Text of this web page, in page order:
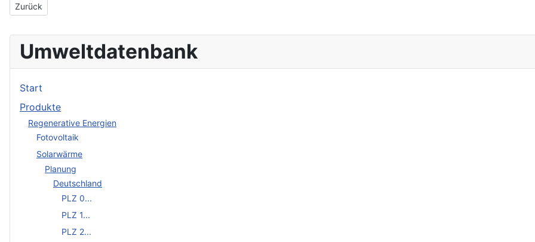
Vorheriger Beitrag: activ solar GdbR
Zurück
Umweltdatenbank
Start
Produkte
Regenerative Energien
Fotovoltaik
Solarwärme
Planung
Deutschland
PLZ 0...
PLZ 1...
PLZ 2...